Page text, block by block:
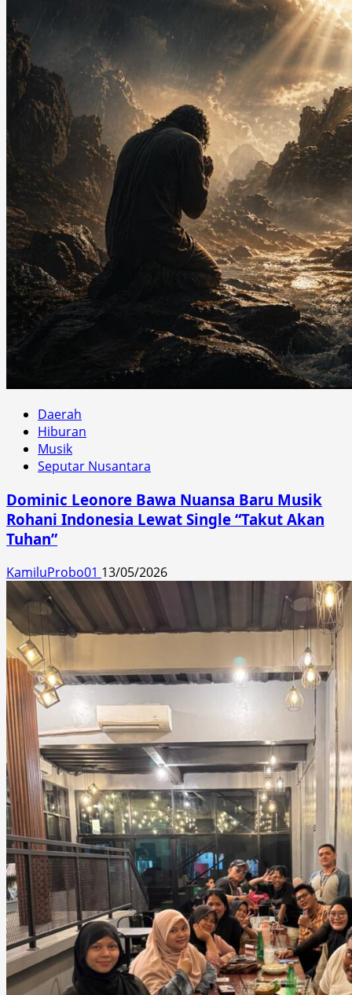
Daerah
Hiburan
Musik
Seputar Nusantara
Dominic Leonore Bawa Nuansa Baru Musik
Rohani Indonesia Lewat Single “Takut Akan
Tuhan”
KamiluProbo01 13/05/2026